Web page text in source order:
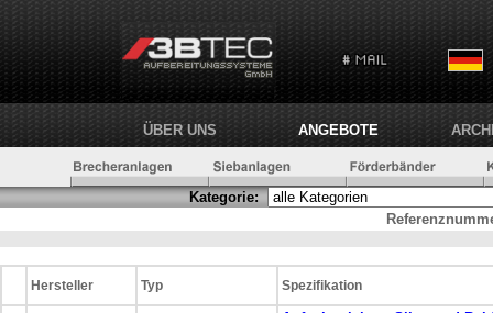
ÜBER UNS ANGEBOTE
Kategorie:
Hersteller Typ Spezifikation